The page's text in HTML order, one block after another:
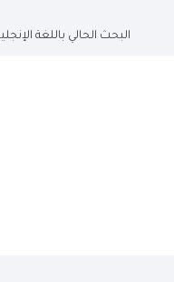
البحث الحالي باللغة